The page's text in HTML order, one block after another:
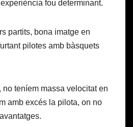
fou determinant.
partits, bona imatge en
pilotes amb bàsquets
no teníem massa velocitat en
amb excés la pilota, on no